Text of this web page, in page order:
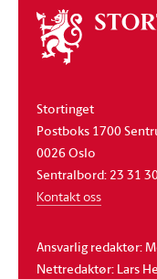
Om
stortinget
Stortinget
Postboks 1700
0026 Oslo
Sentralbord: 23 31
Kontakt oss
Ansvarlig redaktør:
Nettredaktør: Lars